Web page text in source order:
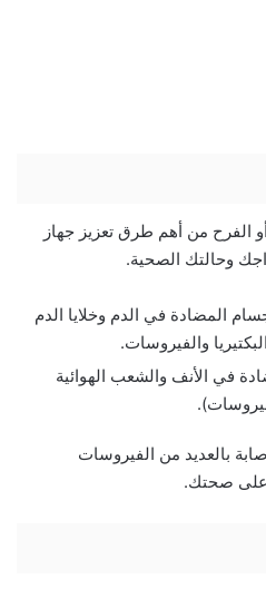
الفرح من أهم طرق تعزيز جهاز
وحالتك الصحية.
المضادة في الدم وخلايا الدم
والفيروسات.
في الأنف والشعب الهوائية
بالعديد من الفيروسات
على صحتك.